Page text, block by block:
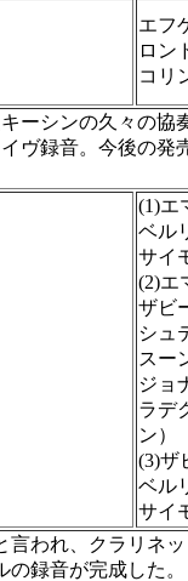
エフ
ロン
コリ
ーシンの久々の協
ヴ録音。今後の発
(1)エ
ベル
サイ
(2)エ
ザビ
シュ
スー
ジョ
ラデ
ン）
(3)ザ
ベル
サイ
われ、クラリネ
録音が完成した。